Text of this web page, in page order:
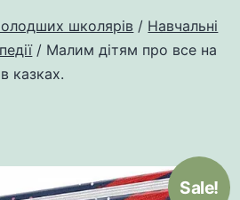
школярів / Навчальні
/ Малим дітям про все на
казках.
Sale!